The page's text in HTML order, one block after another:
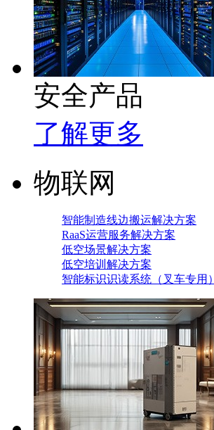
安全产品
了解更多
物联网
智能制造线边搬运解决方案
RaaS运营服务解决方案
低空场景解决方案
低空培训解决方案
智能标识识读系统（叉车专用）